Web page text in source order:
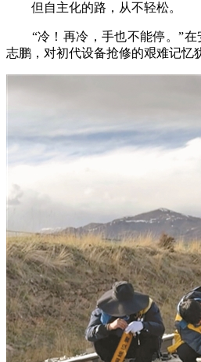
但自主化的路，从不轻松。
“冷！再冷，手也不能停。”在
志鹏，对初代设备抢修的艰难记忆